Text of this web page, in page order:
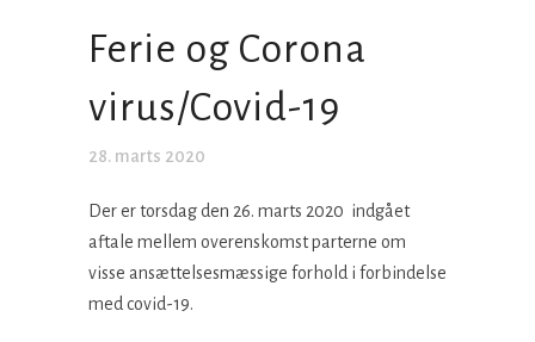
Ferie og Corona
virus/Covid-19
28. marts 2020
Der er torsdag den 26. marts 2020 indgået
aftale mellem overenskomst parterne om
visse ansættelsesmæssige forhold i forbindelse
med covid-19.